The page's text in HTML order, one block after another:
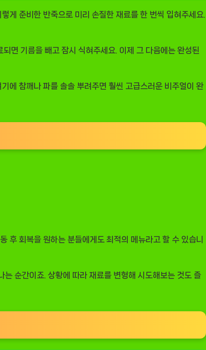
게 준비한 반죽으로 미리 손질한 재료를 한 번씩 입혀주세요.
면 기름을 빼고 잠시 식혀주세요. 이제 그 다음에는 완성된
에 참깨나 파를 솔솔 뿌려주면 훨씬 고급스러운 비주얼이 완
후 회복을 원하는 분들에게도 최적의 메뉴라고 할 수 있습니
순간이죠. 상황에 따라 재료를 변형해 시도해보는 것도 즐